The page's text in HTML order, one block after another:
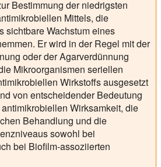
Bestimmung der niedrigsten
Mittels, die
sichtbare Wachstum eines
Er wird in der Regel mit der
oder der Agarverdünnung
Mikroorganismen seriellen
Wirkstoffs ausgesetzt
von entscheidender Bedeutung
Wirksamkeit, die
Behandlung und die
sowohl bei
bei Biofilm-assoziierten